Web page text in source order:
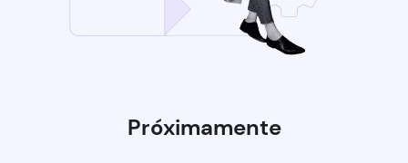
Próximamente